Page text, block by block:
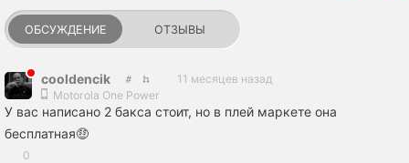
ОБСУЖДЕНИЕ ОТЗЫВЫ
cooldencik
11 месяцев назад
Motorola One Power
У вас написано 2 бакса стоит, но в плей маркете она
бесплатная🤑
0